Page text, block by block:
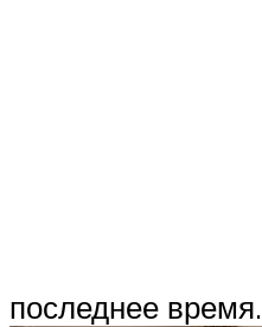
последнее время.